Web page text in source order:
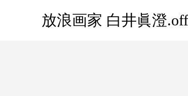
放浪画家 白井眞澄